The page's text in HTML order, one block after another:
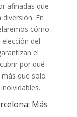
afinadas que
En
cómo
del
el
por qué
que solo
Más